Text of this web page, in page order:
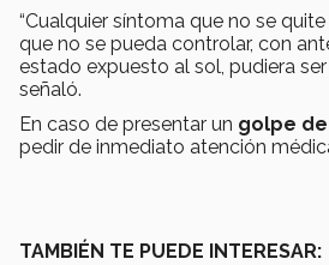
“Cualquier síntoma que no se
que no se pueda controlar, con
estado expuesto al sol, pudiera ser
señaló.
En caso de presentar un golpe
pedir de inmediato atención
TAMBIÉN TE PUEDE INTERESAR: